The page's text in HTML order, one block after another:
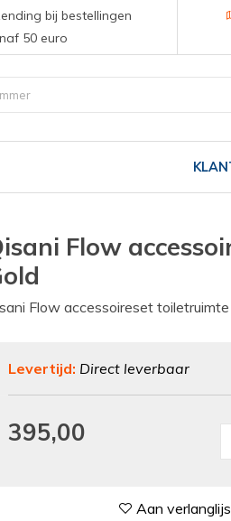
bij bestellingen
50 euro
Flow
Flow accessoireset toiletruimte
Levertijd: Direct leverbaar
395,00
Aan